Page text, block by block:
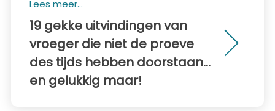
Lees meer...
19 gekke uitvindingen van
vroeger die niet de proeve
des tijds hebben doorstaan...
en gelukkig maar!